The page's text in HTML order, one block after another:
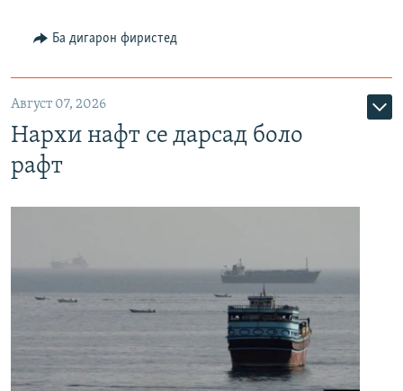
Ба дигарон фиристед
Август 07, 2026
Нархи нафт се дарсад боло
рафт